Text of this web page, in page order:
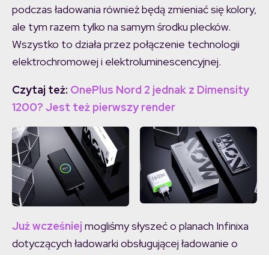
podczas ładowania również będą zmieniać się kolory,
ale tym razem tylko na samym środku plecków.
Wszystko to działa przez połączenie technologii
elektrochromowej i elektroluminescencyjnej.
Czytaj też: OnePlus Nord 2 jednak z Dimensity
1200? Jest też pierwszy render
Już wcześniej mogliśmy słyszeć o planach Infinixa
dotyczących ładowarki obsługującej ładowanie o